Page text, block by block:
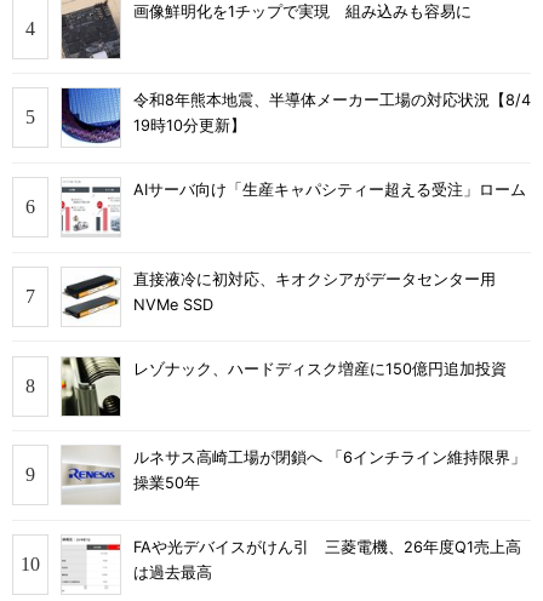
画像鮮明化を1チップで実現 組み込みも容易に
令和8年熊本地震、半導体メーカー工場の対応状況【8/4
19時10分更新】
AIサーバ向け「生産キャパシティー超える受注」ローム
直接液冷に初対応、キオクシアがデータセンター用
NVMe SSD
レゾナック、ハードディスク増産に150億円追加投資
ルネサス高崎工場が閉鎖へ 「6インチライン維持限界」
操業50年
FAや光デバイスがけん引 三菱電機、26年度Q1売上高
は過去最高